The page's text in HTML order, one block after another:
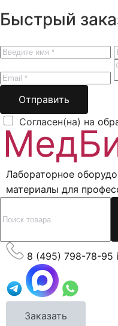
Быстрый
Отправить
Согласен(на) на
Лабораторное
материалы для
8 (495) 798-78-95
Заказать